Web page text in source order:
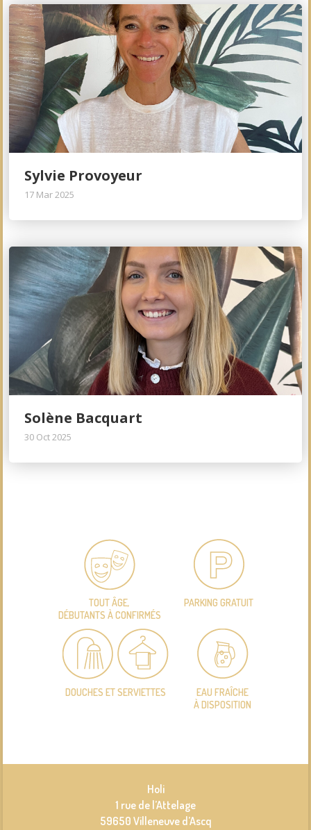
Sylvie Provoyeur
17 Mar 2025
Solène Bacquart
30 Oct 2025
TOUT ÂGE,
DÉBUTANTS À CONFIRMÉS
PARKING GRATUIT
DOUCHES ET SERVIETTES
EAU FRAÎCHE
À DISPOSITION
Holi
1 rue de l’Attelage
59650 Villeneuve d’Ascq